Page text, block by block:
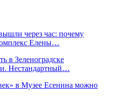
через час: почему
Елены…
в Зеленоградске
Нестандартный…
в Музее Есенина можно